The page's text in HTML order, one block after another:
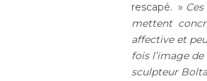
rescapé. »
mettent
affective et
fois l’image
sculpteur